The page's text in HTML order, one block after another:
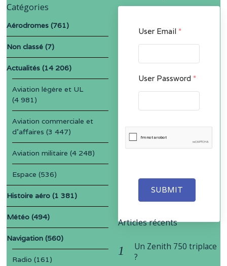
User Email *
User Password *
SUBMIT
Catégories
Aérodromes (761)
Non classé (7)
Actualités (14 206)
Aviation légère et UL
(4 981)
Aviation commerciale et
d'affaires (3 447)
Aviation militaire (4 248)
Espace (536)
Histoire aéro (1 381)
Météo (494)
Navigation (560)
Radio (161)
Articles récents
Un Zenith 750 triplace
?